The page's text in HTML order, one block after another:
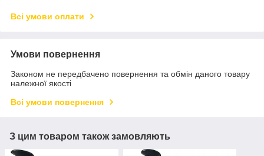
Всі умови оплати
Умови повернення
Законом не передбачено повернення та обмін даного товару
належної якості
Всі умови повернення
З цим товаром також замовляють